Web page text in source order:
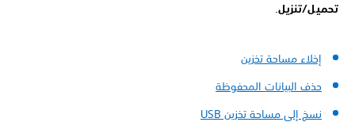
تحميل/تنزيل.
إخلاء مساحة تخزين
حذف البيانات المحفوظة
نسخ إلى مساحة تخزين USB